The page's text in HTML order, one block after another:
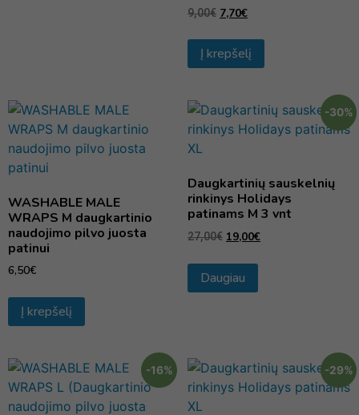
9,00€ 7,70€
Į krepšelį
WASHABLE MALE
WRAPS M daugkartinio
naudojimo pilvo juosta
patinui
6,50€
Į krepšelį
-30%
Daugkartinių sauskelnių
rinkinys Holidays
patinams M 3 vnt
27,00€ 19,00€
Daugiau
-16% -29%